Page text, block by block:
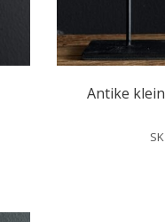
Antike